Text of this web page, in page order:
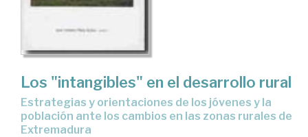
Los "intangibles" en el desarrollo rural
estrategias y orientaciones de los jóvenes y la
población ante los cambios en las zonas rurales de
Extremadura